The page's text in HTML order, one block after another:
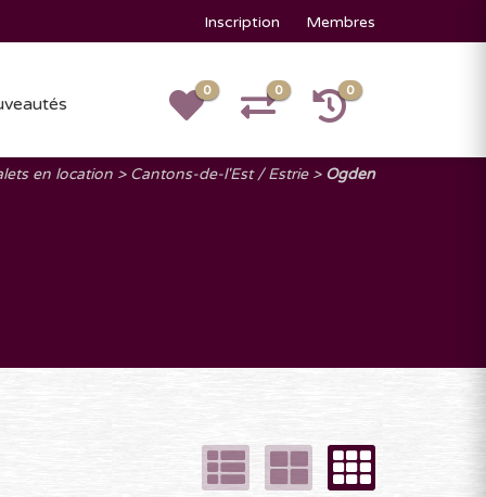
Inscription Membres
0 0 0
en location Cantons-de-l'Est / Estrie Ogden